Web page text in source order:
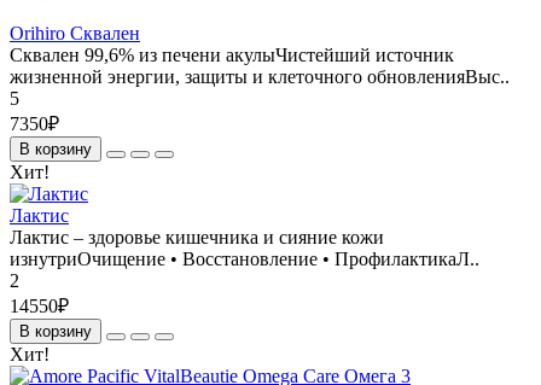
Orihiro Сквален
Сквален 99,6% из печени акулыЧистейший источник
жизненной энергии, защиты и клеточного обновленияВыс..
5
7350₽
В корзину
Хит!
Лактис
Лактис – здоровье кишечника и сияние кожи
изнутриОчищение • Восстановление • ПрофилактикаЛ..
2
14550₽
В корзину
Хит!